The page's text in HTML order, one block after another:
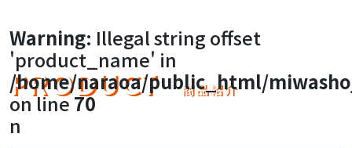
PRODUCT 商品紹介
Warning
: Illegal string offset 'product_image1' in
/home/naraoa/public_html/miwashoji/libs/views/
on line
Warning: Illegal string offset 'product_image1' in
/home/naraoa/public_html/miwashoji/libs/views/
Warning: Illegal string offset
'product_name' in
/home/naraoa/public_html/
on line70
n